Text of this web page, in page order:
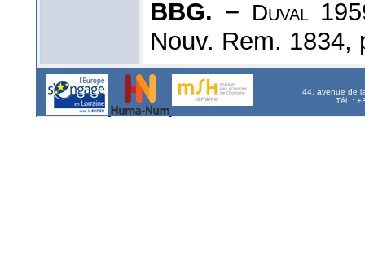
BBG. − Duval
Nouv. Rem. 1834,
44, avenue de
Tél. :